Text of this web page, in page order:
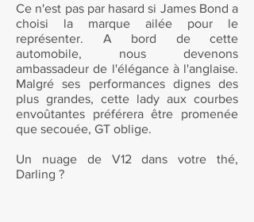
Ce n'est pas par hasard si James Bond a
choisi la marque ailée pour le
représenter. A bord de cette
automobile, nous devenons
ambassadeur de l'élégance à l'anglaise.
Malgré ses performances dignes des
plus grandes, cette lady aux courbes
envoûtantes préférera être promenée
que secouée, GT oblige.
Un nuage de V12 dans votre thé,
Darling ?